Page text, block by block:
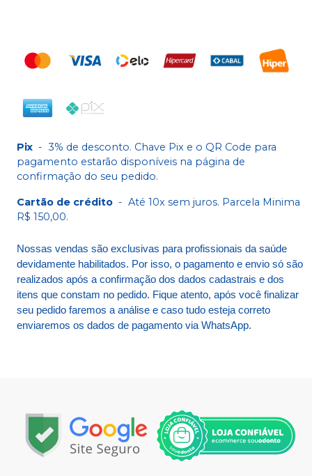
Pix - 3% de desconto. Chave Pix e o QR Code para
pagamento estarão disponíveis na página de
confirmação do seu pedido.
Cartão de crédito - Até 10x sem juros. Parcela Minima
R$ 150,00.
Nossas vendas são exclusivas para profissionais da saúde
devidamente habilitados. Por isso, o pagamento e envio só são
realizados após a confirmação dos dados cadastrais e dos
itens que constam no pedido. Fique atento, após você finalizar
seu pedido faremos a análise e caso tudo esteja correto
enviaremos os dados de pagamento via WhatsApp.